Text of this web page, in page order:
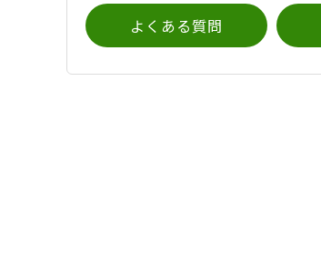
よくある質問